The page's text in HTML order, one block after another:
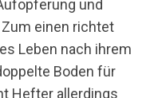
und
einen richtet
Leben nach ihrem
Boden für
Hefter allerdings